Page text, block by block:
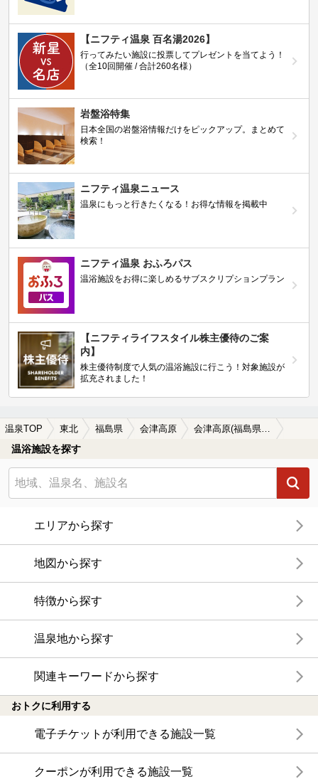
【ニフティ温泉 百名湯2026】
行ってみたい施設に投票してプレゼントを当てよう！
（全10回開催 / 合計260名様）
岩盤浴特集
日本全国の岩盤浴情報だけをピックアップ。まとめて
検索！
ニフティ温泉ニュース
温泉にもっと行きたくなる！お得な情報を掲載中
ニフティ温泉 おふろパス
温浴施設をお得に楽しめるサブスクリプションプラン
【ニフティライフスタイル株主優待のご案
内】
株主優待制度で人気の温浴施設に行こう！対象施設が
拡充されました！
温泉TOP 東北 福島県 会津高原 会津高原(福島県)の温泉宿・温泉旅館・ホテルおすすめ10選(2026年版)
温浴施設を探す
エリアから探す
地図から探す
特徴から探す
温泉地から探す
関連キーワードから探す
おトクに利用する
電子チケットが利用できる施設一覧
クーポンが利用できる施設一覧